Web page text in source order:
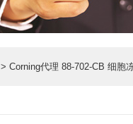
> Corning代理 88-702-CB 细胞